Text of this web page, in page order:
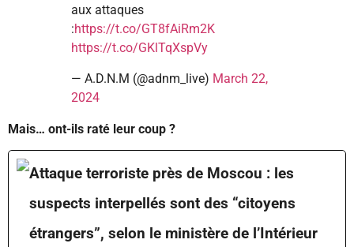
aux attaques
:https://t.co/GT8fAiRm2K
https://t.co/GKlTqXspVy
— A.D.N.M (@adnm_live) March 22,
2024
Mais… ont-ils raté leur coup ?
Attaque terroriste près de Moscou : les
suspects interpellés sont des “citoyens
étrangers”, selon le ministère de l’Intérieur